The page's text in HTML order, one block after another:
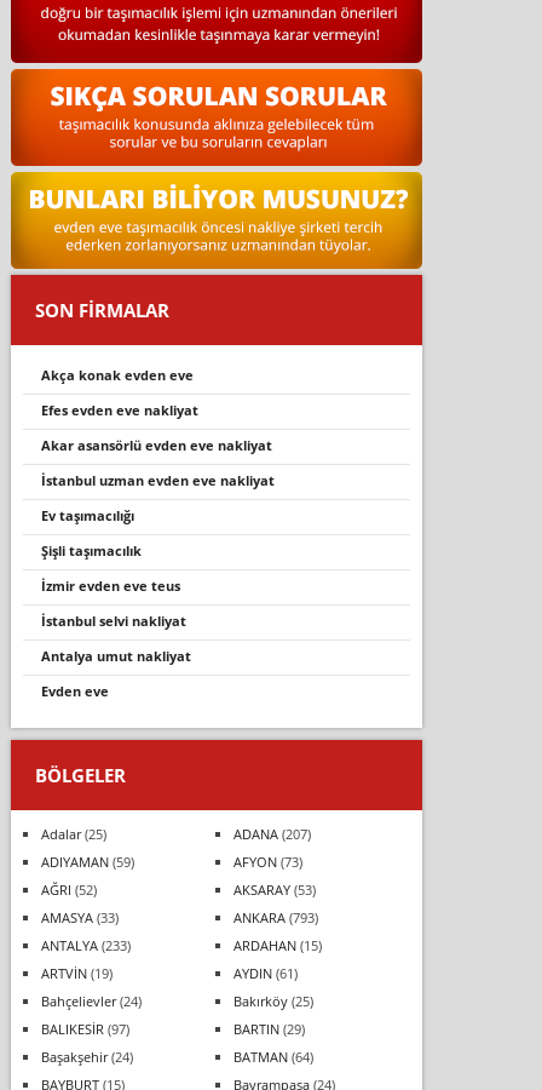
SON FİRMALAR
akça konak evden eve
efes evden eve nakliyat
akar asansörlü evden eve nakliyat
i̇stanbul uzman evden eve nakliyat
ev taşimaciliği
şi̇şli̇ taşimacilik
i̇zmi̇r evden eve teus
i̇stanbul selvi nakliyat
antalya umut nakliyat
evden eve
BÖLGELER
Adalar(25) ADANA(207)
ADIYAMAN(59) AFYON(73)
AĞRI (52) AKSARAY(53)
AMASYA(33) ANKARA(793)
ANTALYA(233) ARDAHAN(15)
ARTVİN(19) AYDIN(61)
Bahçelievler(24) Bakırköy(25)
BALIKESİR (97) BARTIN(29)
Başakşehir(24) BATMAN(64)
BAYBURT(15) Bayrampaşa(24)